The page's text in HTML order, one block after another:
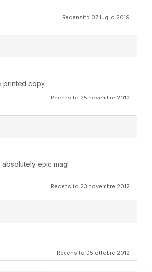
Recensito 07 luglio 2019
printed copy.
Recensito 25 novembre 2012
epic mag!
Recensito 23 novembre 2012
Recensito 05 ottobre 2012